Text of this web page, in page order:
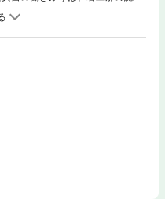
めた小料理屋に派遣され、ここ
営までまかされるようにな